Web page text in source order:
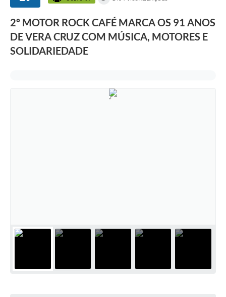
2º MOTOR ROCK CAFÉ MARCA OS 91 ANOS
DE VERA CRUZ COM MÚSICA, MOTORES E
SOLIDARIEDADE